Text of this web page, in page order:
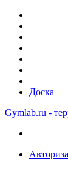
Доска
Gymlab.ru -